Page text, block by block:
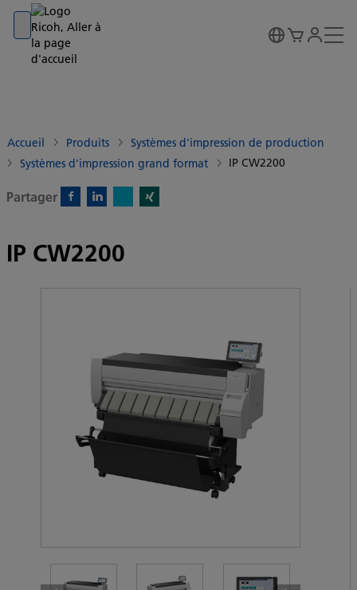
Go to banner
Go to content
Go to footer
Accueil Produits
Systèmes d'impression de production
Systèmes d'impression grand format
IP CW2200
Partager
IP CW2200